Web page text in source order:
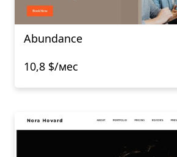
Abundance
10,8 $/мес